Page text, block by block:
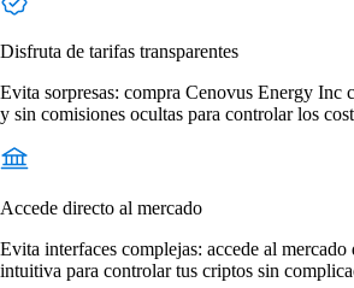
Disfruta de tarifas transparentes
Evita sorpresas: compra Cenovus Energy Inc
y sin comisiones ocultas para controlar los
Accede directo al mercado
Evita interfaces complejas: accede al mercado
intuitiva para controlar tus criptos sin